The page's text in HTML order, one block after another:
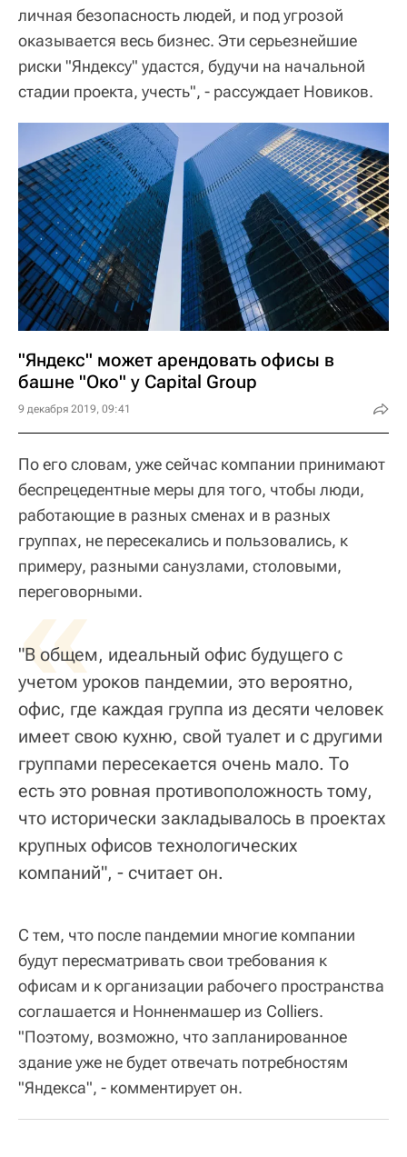
личная безопасность людей, и под угрозой
оказывается весь бизнес. Эти серьезнейшие
риски "Яндексу" удастся, будучи на начальной
стадии проекта, учесть", - рассуждает Новиков.
"Яндекс" может арендовать офисы в
башне "Око" у Capital Group
9 декабря 2019, 09:41
По его словам, уже сейчас компании принимают
беспрецедентные меры для того, чтобы люди,
работающие в разных сменах и в разных
группах, не пересекались и пользовались, к
примеру, разными санузлами, столовыми,
переговорными.
«
"В общем, идеальный офис будущего с
учетом уроков пандемии, это вероятно,
офис, где каждая группа из десяти человек
имеет свою кухню, свой туалет и с другими
группами пересекается очень мало. То
есть это ровная противоположность тому,
что исторически закладывалось в проектах
крупных офисов технологических
компаний", - считает он.
С тем, что после пандемии многие компании
будут пересматривать свои требования к
офисам и к организации рабочего пространства
соглашается и Нонненмашер из Colliers.
"Поэтому, возможно, что запланированное
здание уже не будет отвечать потребностям
"Яндекса", - комментирует он.